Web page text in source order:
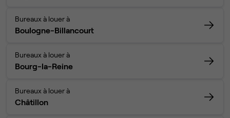
Bureaux à louer à
Boulogne-Billancourt
Bureaux à louer à
Bourg-la-Reine
Bureaux à louer à
Châtillon